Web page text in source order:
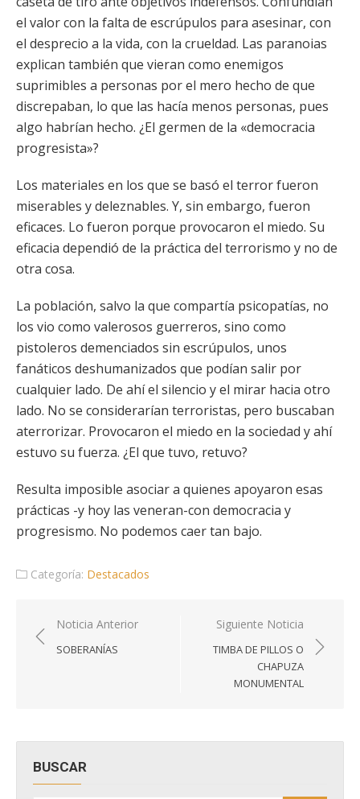
el valor con la falta de escrúpulos para asesinar, con
el desprecio a la vida, con la crueldad. Las paranoias
explican también que vieran como enemigos
suprimibles a personas por el mero hecho de que
discrepaban, lo que las hacía menos personas, pues
algo habrían hecho. ¿El germen de la «democracia
progresista»?
Los materiales en los que se basó el terror fueron
miserables y deleznables. Y, sin embargo, fueron
eficaces. Lo fueron porque provocaron el miedo. Su
eficacia dependió de la práctica del terrorismo y no de
otra cosa.
La población, salvo la que compartía psicopatías, no
los vio como valerosos guerreros, sino como
pistoleros demenciados sin escrúpulos, unos
fanáticos deshumanizados que podían salir por
cualquier lado. De ahí el silencio y el mirar hacia otro
lado. No se considerarían terroristas, pero buscaban
aterrorizar. Provocaron el miedo en la sociedad y ahí
estuvo su fuerza. ¿El que tuvo, retuvo?
Resulta imposible asociar a quienes apoyaron esas
prácticas -y hoy las veneran-con democracia y
progresismo. No podemos caer tan bajo.
Categoría: Destacados
Navegación
de
Noticia Anterior
SOBERANÍAS
Siguiente Noticia
TIMBA DE PILLOS O
CHAPUZA
MONUMENTAL
BUSCAR